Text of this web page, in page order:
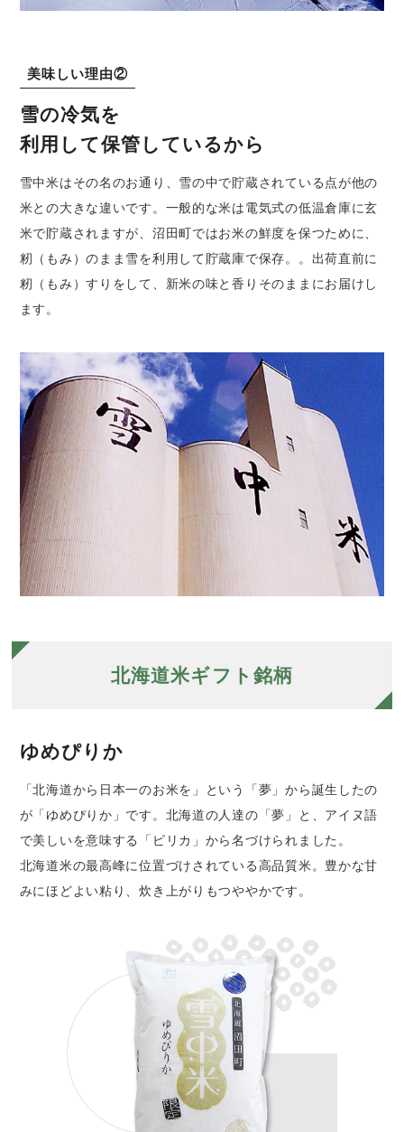
美味しい理由②
雪の冷気を
利用して保管しているから
雪中米はその名のお通り、雪の中で貯蔵されている点が他の
米との大きな違いです。一般的な米は電気式の低温倉庫に玄
米で貯蔵されますが、沼田町ではお米の鮮度を保つために、
籾（もみ）のまま雪を利用して貯蔵庫で保存。。出荷直前に
籾（もみ）すりをして、新米の味と香りそのままにお届けし
ます。
北海道米ギフト銘柄
ゆめぴりか
「北海道から日本一のお米を」という「夢」から誕生したの
が「ゆめぴりか」です。北海道の人達の「夢」と、アイヌ語
で美しいを意味する「ピリカ」から名づけられました。
北海道米の最高峰に位置づけされている高品質米。豊かな甘
みにほどよい粘り、炊き上がりもつややかです。